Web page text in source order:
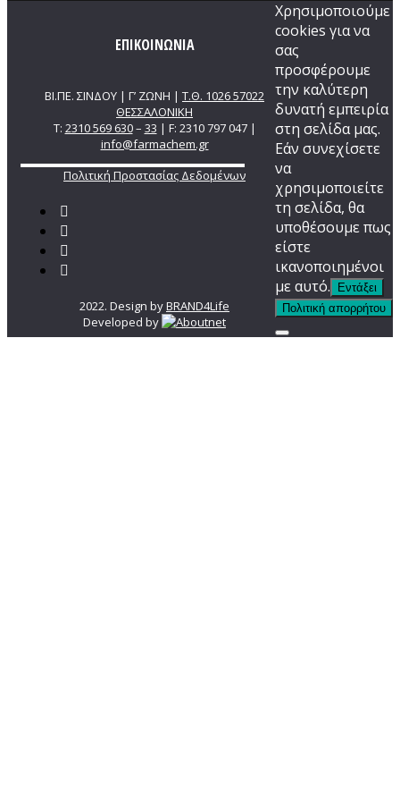
ΕΠΙΚΟΙΝΩΝΙΑ
ΒΙ.ΠΕ. ΣΙΝΔΟΥ | Γ’ ΖΩΝΗ | Τ.Θ. 1026 57022
ΘΕΣΣΑΛΟΝΙΚΗ
T: 2310 569 630– 33 | F: 2310 797 047 |
info@farmachem.gr
Πολιτική Προστασίας Δεδομένων
2022. Design byBRAND4Life
Developed by
Χρησιμοποιούμε
cookies για να
σας
προσφέρουμε
την καλύτερη
δυνατή εμπειρία
στη σελίδα μας.
Εάν συνεχίσετε
να
χρησιμοποιείτε
τη σελίδα, θα
υποθέσουμε πως
είστε
ικανοποιημένοι
με αυτό.
Εντάξει
Πολιτική απορρήτου